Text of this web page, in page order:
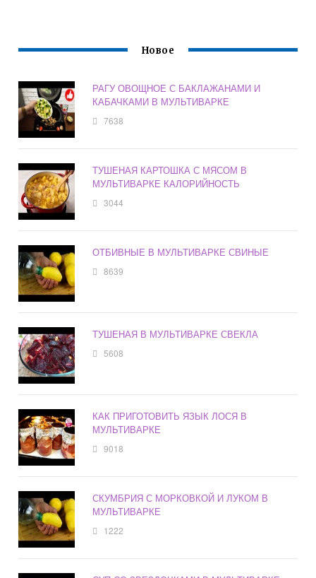
Новое
РАГУ ОВОЩНОЕ С БАКЛАЖАНАМИ И
КАБАЧКАМИ В МУЛЬТИВАРКЕ
7638
ТУШЕНАЯ КАРТОШКА С МЯСОМ В
МУЛЬТИВАРКЕ КАЛОРИЙНОСТЬ
3044
ОТБИВНЫЕ В МУЛЬТИВАРКЕ СВИНЫЕ
8639
ТУШЕНАЯ В МУЛЬТИВАРКЕ СВЕКЛА
5608
КАК ПРИГОТОВИТЬ ЯЗЫК ЛОСЯ В
МУЛЬТИВАРКЕ
9018
СКУМБРИЯ С МОРКОВКОЙ И ЛУКОМ В
МУЛЬТИВАРКЕ
1222